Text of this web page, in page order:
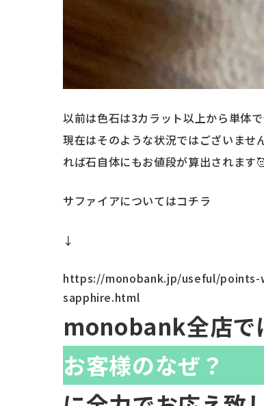
以前は色石は3カラット以上から単体
現在はそのような状況ではございませ
れば石自体にもお値段が算出されます
サファイアについてはコチラ
↓
https://monobank.jp/useful/
sapphire.html
monobank全店で
お客様のなぜ？